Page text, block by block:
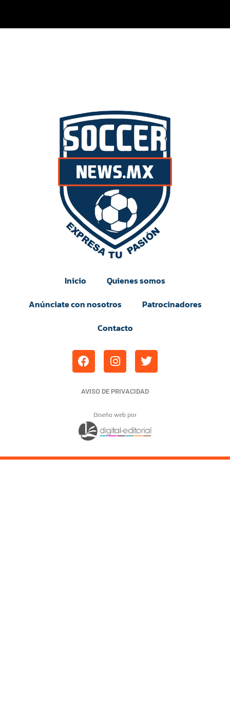
Inicio
Quienes somos
Anúnciate con nosotros
Patrocinadores
Contacto
AVISO DE PRIVACIDAD
Diseño web por